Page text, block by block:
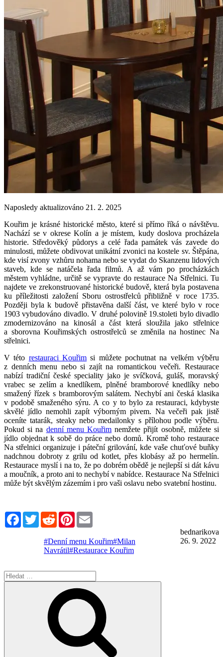
Naposledy aktualizováno 21. 2. 2025
Kouřim je krásné historické město, které si přímo říká o návštěvu.
Nachází se v okrese Kolín a je místem, kudy doslova procházela
historie. Středověký půdorys a celé řada památek vás zavede do
minulosti, můžete obdivovat unikátní zvonici na kostele sv. Štěpána,
kde visí zvony vzhůru nohama nebo se vydat do Skanzenu lidových
staveb, kde se natáčela řada filmů. A až vám po procházkách
městem vyhládne, určitě se vypravte do restaurace Na Střelnici. Tu
najdete ve zrekonstruované historické budově, která byla postavena
ku příležitosti založení Sboru ostrostřelců přibližně v roce 1735.
Později byla k budově přistavěna další část, ve které bylo v roce
1903 vybudováno divadlo. V druhé polovině 19.stoleti bylo divadlo
zmodernizováno na kinosál a část která sloužila jako střelnice
a sborovna Kouřimských ostrostřelců se změnila na hostinec Na
střelnici.
V této restauraci Kouřim si můžete pochutnat na velkém výběru
z denních menu nebo si zajít na romantickou večeři. Restaurace
nabízí tradiční české speciality jako je svíčková, guláš, moravský
vrabec se zelím a knedlíkem, plněné bramborové knedlíky nebo
smažený řízek s bramborovým salátem. Nechybí ani česká klasika
v podobě smaženého sýru. A co y to bylo za restauraci, kdybyste
skvělé jídlo nemohli zapít výborným pivem. Na večeři pak jistě
oceníte tatarák, steaky nebo medailonky s přílohou podle výběru.
Pokud si na denní menu Kouřim nemžete přijít osobně, můžete si
jídlo objednat k sobě do práce nebo domů. Kromě toho restaurace
Na střelnici organizuje i páteční grilování, kde vaše chuťové buňky
nadchnou dobroty z grilu od kotlet, přes klobásy až po hermelín.
Restaurace myslí i na to, že po dobrém obědě je nejlepší si dát kávu
a moučník, a proto ani to nechybí v nabídce. Restaurace Na Střelnici
může být skvělým zázemím i pro vaši oslavu nebo svatební hostinu.
FacebookTwitterRedditPinterest
bednarikova
26. 9. 2022
#Denní menu Kouřim#Milan
Navrátil#Restaurace Kouřim
Hledat: